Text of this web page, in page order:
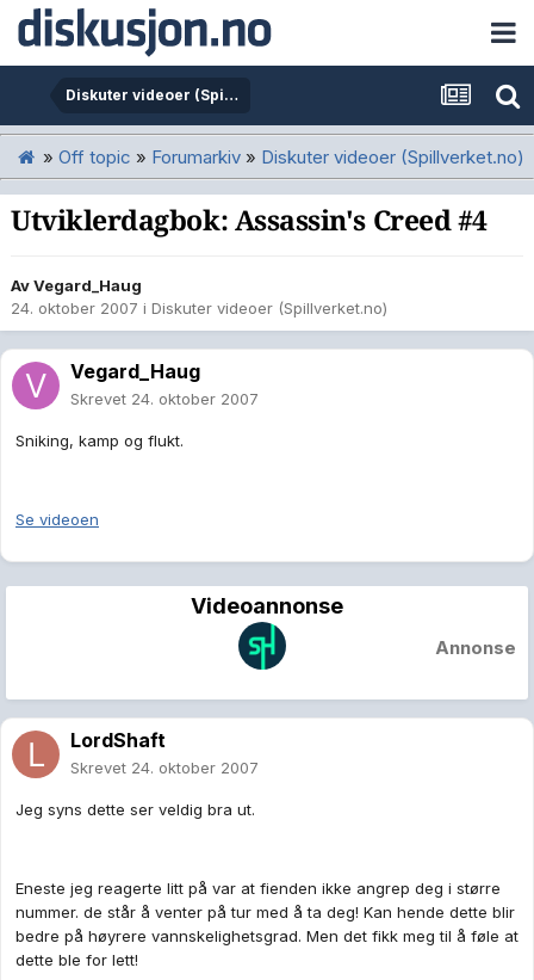
Diskuter videoer (Spillverket.no)
» Off topic » Forumarkiv » Diskuter videoer (Spillverket.no)
Utviklerdagbok: Assassin's Creed #4
AvVegard_Haug
24. oktober 2007 i Diskuter videoer (Spillverket.no)
Vegard_Haug
Skrevet 24. oktober 2007
Sniking, kamp og flukt.
Se videoen
Videoannonse
Annonse
LordShaft
Skrevet 24. oktober 2007
Jeg syns dette ser veldig bra ut.
Eneste jeg reagerte litt på var at fienden ikke angrep deg i større
nummer. de står å venter på tur med å ta deg! Kan hende dette blir
bedre på høyrere vannskelighetsgrad. Men det fikk meg til å føle at
dette ble for lett!